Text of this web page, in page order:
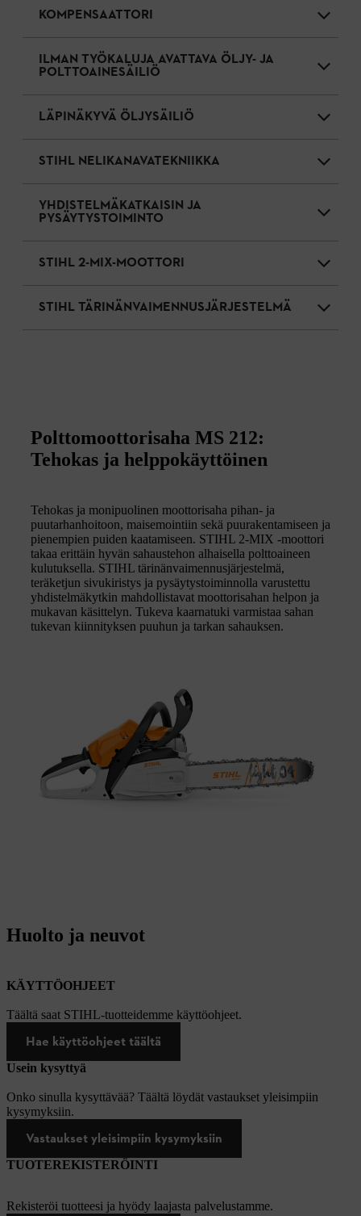
KOMPENSAATTORI
ILMAN TYÖKALUJA AVATTAVA ÖLJY- JA
POLTTOAINESÄILIÖ
LÄPINÄKYVÄ ÖLJYSÄILIÖ
STIHL NELIKANAVATEKNIIKKA
YHDISTELMÄKATKAISIN JA
PYSÄYTYSTOIMINTO
STIHL 2-MIX-MOOTTORI
STIHL TÄRINÄNVAIMENNUSJÄRJESTELMÄ
Polttomoottorisaha MS 212:
Tehokas ja helppokäyttöinen
Tehokas ja monipuolinen moottorisaha pihan- ja
puutarhanhoitoon, maisemointiin sekä puurakentamiseen ja
pienempien puiden kaatamiseen. STIHL 2-MIX -moottori
takaa erittäin hyvän sahaustehon alhaisella polttoaineen
kulutuksella. STIHL tärinänvaimennusjärjestelmä,
teräketjun sivukiristys ja pysäytystoiminnolla varustettu
yhdistelmäkytkin mahdollistavat moottorisahan helpon ja
mukavan käsittelyn. Tukeva kaarnatuki varmistaa sahan
tukevan kiinnityksen puuhun ja tarkan sahauksen.
Huolto ja neuvot
KÄYTTÖOHJEET
Täältä saat STIHL-tuotteidemme käyttöohjeet.
Hae käyttöohjeet täältä
Usein kysyttyä
Onko sinulla kysyttävää? Täältä löydät vastaukset yleisimpiin
kysymyksiin.
Vastaukset yleisimpiin kysymyksiin
TUOTEREKISTERÖINTI
Rekisteröi tuotteesi ja hyödy laajasta palvelustamme.